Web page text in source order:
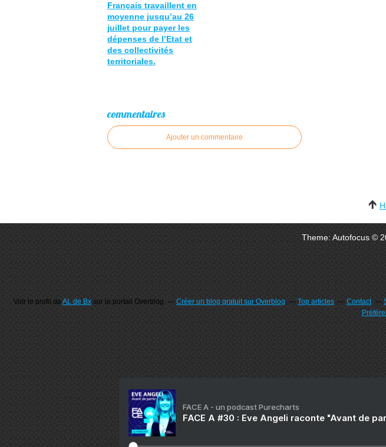
Français travaillent en
moyenne jusqu’au 26
juillet pour payer les
dépenses de l’Etat et
des collectivités
territoriales.
commentaires
Ajouter un commentaire
Theme: Autofocus ©
Voir le profil deAL de Bxsur le portail Overblog Créer un blog gratuit sur Overblog Top articles Contact
FACE A - un podcast Purecharts
FACE A #30 : Eve Angeli raconte "Avant de